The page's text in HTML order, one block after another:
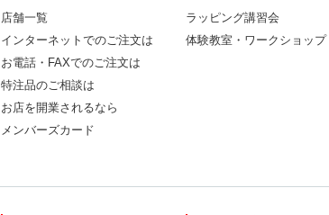
店舗一覧
インターネットでのご注文は
お電話・FAXでのご注文は
特注品のご相談は
お店を開業されるなら
メンバーズカード
ラッピング講習会
体験教室・ワークショップ